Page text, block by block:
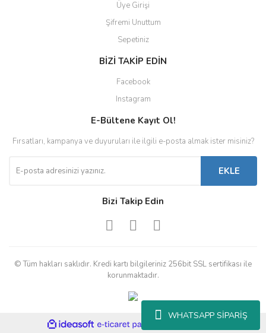
WHATSAPP SİPARİŞ
Üye Girişi
Şifremi Unuttum
Sepetiniz
BİZİ TAKİP EDİN
Facebook
Instagram
E-Bültene Kayıt Ol!
Fırsatları, kampanya ve duyuruları ile ilgili e-posta almak ister misiniz?
EKLE
Bizi Takip Edin
© Tüm hakları saklıdır. Kredi kartı bilgileriniz 256bit SSL sertifikası ile
korunmaktadır.
ideasoft